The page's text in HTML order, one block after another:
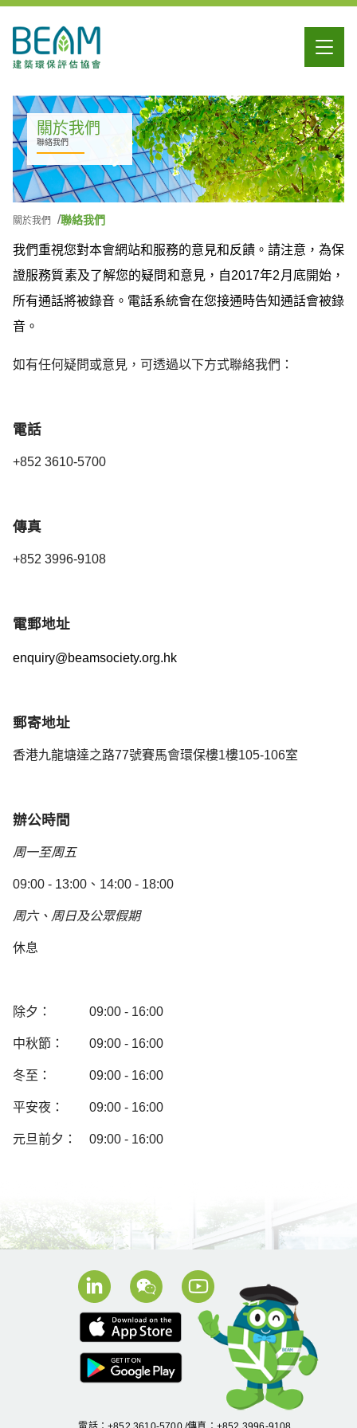
關於我們
聯絡我們
關於我們 聯絡我們
我們重視您對本會網站和服務的意見和反饋。請注意，為保
證服務質素及了解您的疑問和意見，自2017年2 月底開始，
所有通話將被錄音。電話系統會在您接通時告知通話會被錄
音。
如有任何疑問或意見，可透過以下方式聯絡我們：
電話
+852 3610-5700
傳真
+852 3996-9108
電郵地址
enquiry@beamsociety.org.hk
郵寄地址
香港九龍塘達之路77號賽馬會環保樓1樓105-106室
辦公時間
周一至周五
09:00 - 13:00 、 14:00 - 18:00
周六、周日及公眾假期
休息
除夕： 09:00 - 16:00
中秋節： 09:00 - 16:00
冬至： 09:00 - 16:00
平安夜： 09:00 - 16:00
元旦前夕： 09:00 - 16:00